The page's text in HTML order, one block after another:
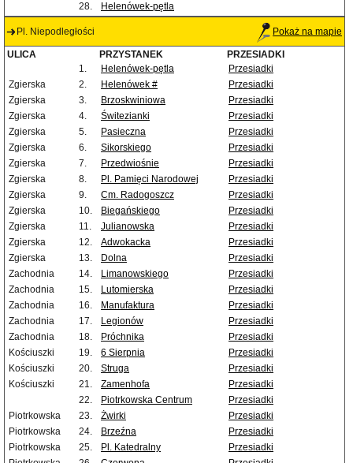
28.
Helenówek-pętla
Pl. Niepodległości Pokaż na mapie
ULICA PRZYSTANEK
PRZESIADKI
1.
Helenówek-pętla
Przesiadki
Zgierska
2. Helenówek #
Przesiadki
Zgierska
3. Brzoskwiniowa
Przesiadki
Zgierska
4. Świtezianki
Przesiadki
Zgierska
5. Pasieczna
Przesiadki
Zgierska
6. Sikorskiego
Przesiadki
Zgierska
7. Przedwiośnie
Przesiadki
Zgierska
8. Pl. Pamięci Narodowej
Przesiadki
Zgierska
9. Cm. Radogoszcz
Przesiadki
Zgierska
10. Biegańskiego
Przesiadki
Zgierska
11. Julianowska
Przesiadki
Zgierska
12. Adwokacka
Przesiadki
Zgierska
13. Dolna
Przesiadki
Zachodnia
14. Limanowskiego
Przesiadki
Zachodnia
15. Lutomierska
Przesiadki
Zachodnia
16. Manufaktura
Przesiadki
Zachodnia
17. Legionów
Przesiadki
Zachodnia
18. Próchnika
Przesiadki
Kościuszki
19. 6 Sierpnia
Przesiadki
Kościuszki
20. Struga
Przesiadki
Kościuszki
21. Zamenhofa
Przesiadki
22.
Piotrkowska Centrum
Przesiadki
Piotrkowska
23. Żwirki
Przesiadki
Piotrkowska
24. Brzeźna
Przesiadki
Piotrkowska
25. Pl. Katedralny
Przesiadki